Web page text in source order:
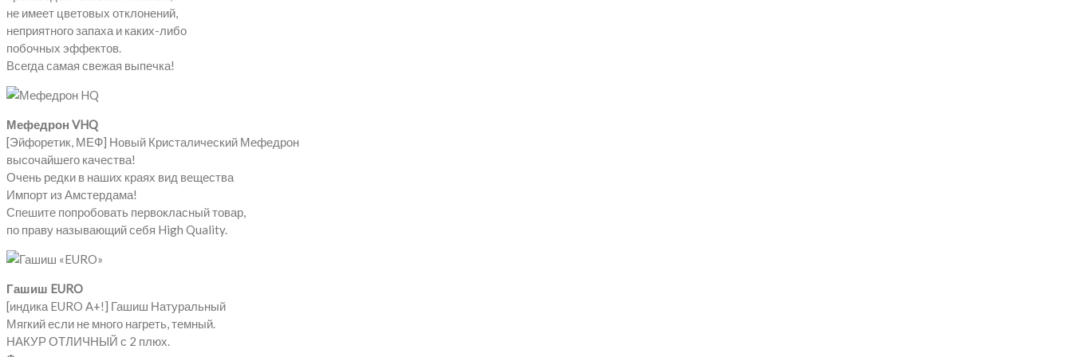
не имеет цветовых отклонений,
неприятного запаха и каких-либо
побочных эффектов.
Всегда самая свежая выпечка!
Мефедрон VHQ
[Эйфоретик, МЕФ] Новый Кристалический Мефедрон
высочайшего качества!
Очень редки в наших краях вид вещества
Импорт из Амстердама!
Спешите попробовать первокласный товар,
по праву называющий себя High Quality.
Гашиш EURO
[индика EURO A+!] Гашиш Натуральный
Мягкий если не много нагреть, темный.
НАКУР ОТЛИЧНЫЙ с 2 плюх.